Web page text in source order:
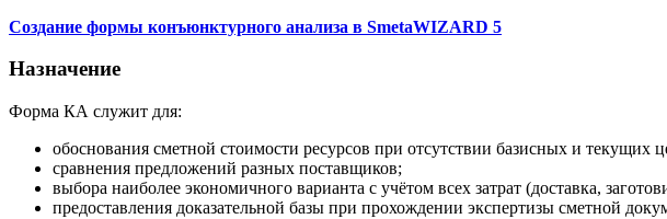
Создание формы конъюнктурного анализа в SmetaWIZARD 5
Назначение
Форма КА служит для:
обоснования сметной стоимости ресурсов при отсутствии базисных и текущих
сравнения предложений разных поставщиков;
выбора наиболее экономичного варианта с учётом всех затрат (доставка,
предоставления доказательной базы при прохождении экспертизы сметной